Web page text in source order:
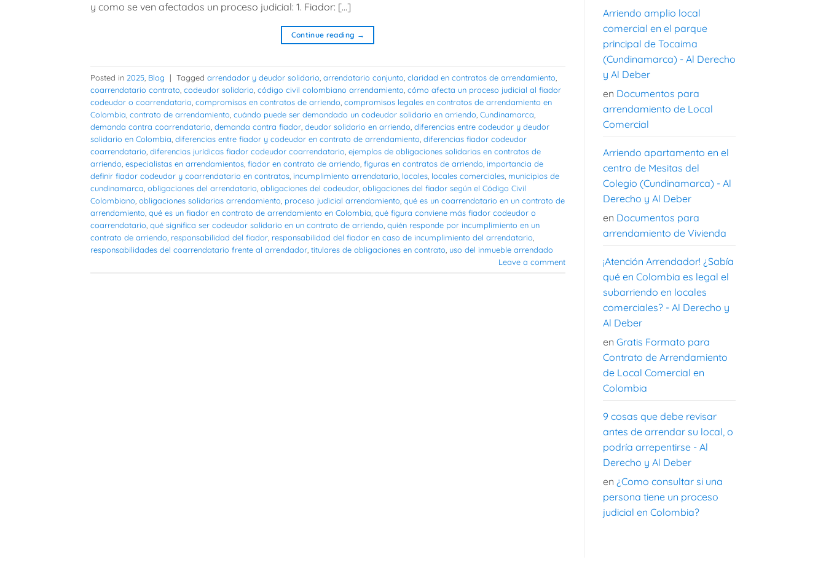
y como se ven afectados un proceso judicial: 1. Fiador: […]
Continue reading →
Posted in 2025 Blog | Tagged arrendador y deudor solidario arrendatario conjunto claridad en contratos de arrendamiento
coarrendatario contrato codeudor solidario código civil colombiano arrendamiento cómo afecta un proceso judicial al fiador
codeudor o coarrendatario compromisos en contratos de arriendo compromisos legales en contratos de arrendamiento en
Colombia contrato de arrendamiento cuándo puede ser demandado un codeudor solidario en arriendo Cundinamarca
demanda contra coarrendatario demanda contra fiador deudor solidario en arriendo diferencias entre codeudor y deudor
solidario en Colombia diferencias entre fiador y codeudor en contrato de arrendamiento diferencias fiador codeudor
coarrendatario diferencias jurídicas fiador codeudor coarrendatario ejemplos de obligaciones solidarias en contratos de
arriendo especialistas en arrendamientos fiador en contrato de arriendo figuras en contratos de arriendo importancia de
definir fiador codeudor y coarrendatario en contratos incumplimiento arrendatario locales locales comerciales municipios de
cundinamarca obligaciones del arrendatario obligaciones del codeudor obligaciones del fiador según el Código Civil
Colombiano obligaciones solidarias arrendamiento proceso judicial arrendamiento qué es un coarrendatario en un contrato de
arrendamiento qué es un fiador en contrato de arrendamiento en Colombia qué figura conviene más fiador codeudor o
coarrendatario qué significa ser codeudor solidario en un contrato de arriendo quién responde por incumplimiento en un
contrato de arriendo responsabilidad del fiador responsabilidad del fiador en caso de incumplimiento del arrendatario
responsabilidades del coarrendatario frente al arrendador titulares de obligaciones en contrato uso del inmueble arrendado
Leave a comment
Arriendo amplio local
comercial en el parque
principal de Tocaima
(Cundinamarca) - Al Derecho
y Al Deber
en Documentos para
arrendamiento de Local
Comercial
Arriendo apartamento en el
centro de Mesitas del
Colegio (Cundinamarca) - Al
Derecho y Al Deber
en Documentos para
arrendamiento de Vivienda
¡Atención Arrendador! ¿Sabía
qué en Colombia es legal el
subarriendo en locales
comerciales? - Al Derecho y
Al Deber
en Gratis Formato para
Contrato de Arrendamiento
de Local Comercial en
Colombia
9 cosas que debe revisar
antes de arrendar su local, o
podría arrepentirse - Al
Derecho y Al Deber
en ¿Como consultar si una
persona tiene un proceso
judicial en Colombia?